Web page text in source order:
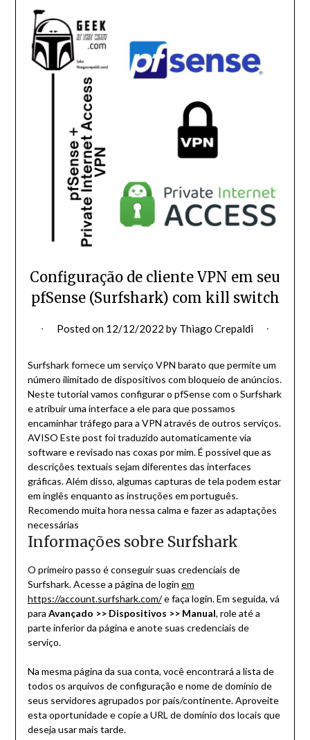
Configuração de cliente VPN em seu
pfSense (Surfshark) com kill switch
Posted on 12/12/2022 by Thiago Crepaldi
Surfshark fornece um serviço VPN barato que permite um
número ilimitado de dispositivos com bloqueio de anúncios.
Neste tutorial vamos configurar o pfSense com o Surfshark
e atribuir uma interface a ele para que possamos
encaminhar tráfego para a VPN através de outros serviços.
AVISO Este post foi traduzido automaticamente via
software e revisado nas coxas por mim. É possível que as
descrições textuais sejam diferentes das interfaces
gráficas. Além disso, algumas capturas de tela podem estar
em inglês enquanto as instruções em português.
Recomendo muita hora nessa calma e fazer as adaptações
necessárias
Informações sobre Surfshark
O primeiro passo é conseguir suas credenciais de
Surfshark. Acesse a página de login em
https://account.surfshark.com/e faça login. Em seguida, vá
para Avançado >> Dispositivos >> Manual, role até a
parte inferior da página e anote suas credenciais de
serviço.
Na mesma página da sua conta, você encontrará a lista de
todos os arquivos de configuração e nome de domínio de
seus servidores agrupados por país/continente. Aproveite
esta oportunidade e copie a URL de domínio dos locais que
deseja usar mais tarde.